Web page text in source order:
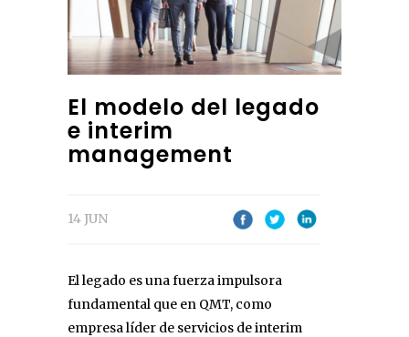
El modelo del legado
e interim
management
14 JUN
El legado es una fuerza impulsora
fundamental que en QMT, como
empresa líder de servicios de interim